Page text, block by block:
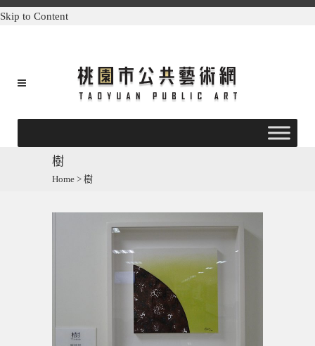
Skip to Content
樹
Home > 樹